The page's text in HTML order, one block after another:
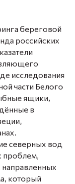
береговой
российских
исследования
части Белого
ящики,
в
северных вод
проблем,
который